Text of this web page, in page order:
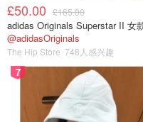
£50.00 £165.00
@adidasOriginals
The Hip Store 748人感兴趣
7